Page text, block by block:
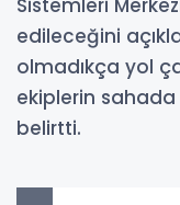
Sistemleri
edileceğini
olmadıkça yol
ekiplerin sahada
belirtti.